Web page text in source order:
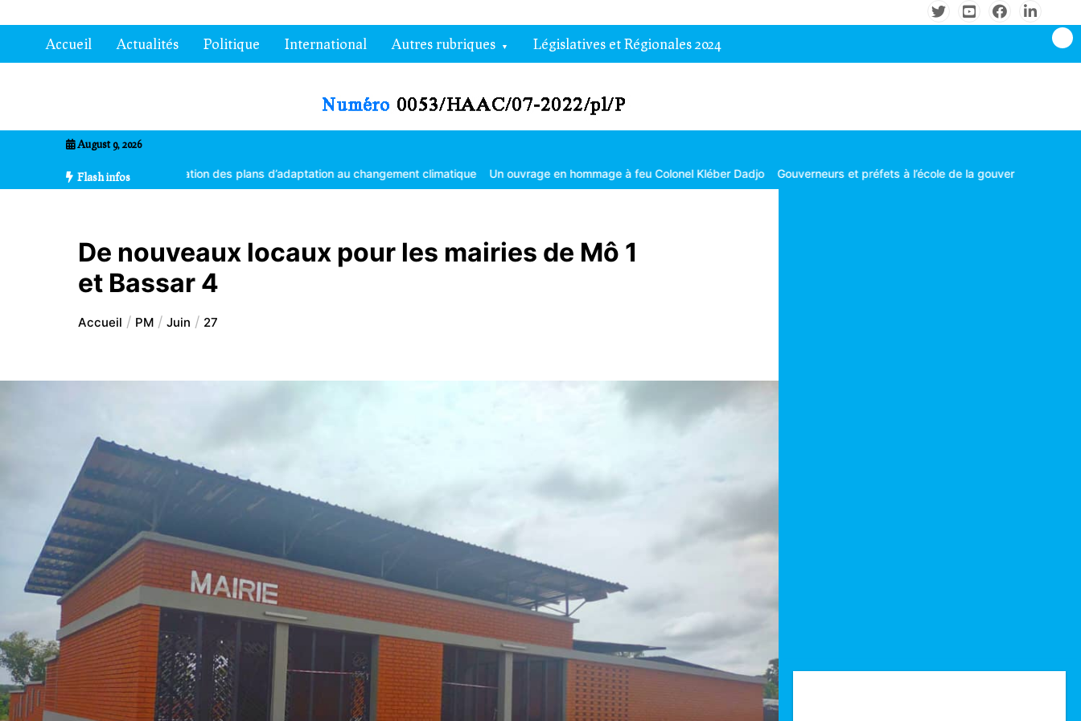
au
contenuAccueil Actualités Politique International Autres rubriques Législatives et Régionales 2024
August 9, 2026
Flash infos
à la vulgarisation des plans d’adaptation au changement climatique Un ouvrage en hommage à feu Colonel Kléber Dadjo Gouverneurs et préfets à l’école de la gouvernance territoriale
De nouveaux locaux pour les mairies de Mô 1
et Bassar 4
Accueil PM Juin 27